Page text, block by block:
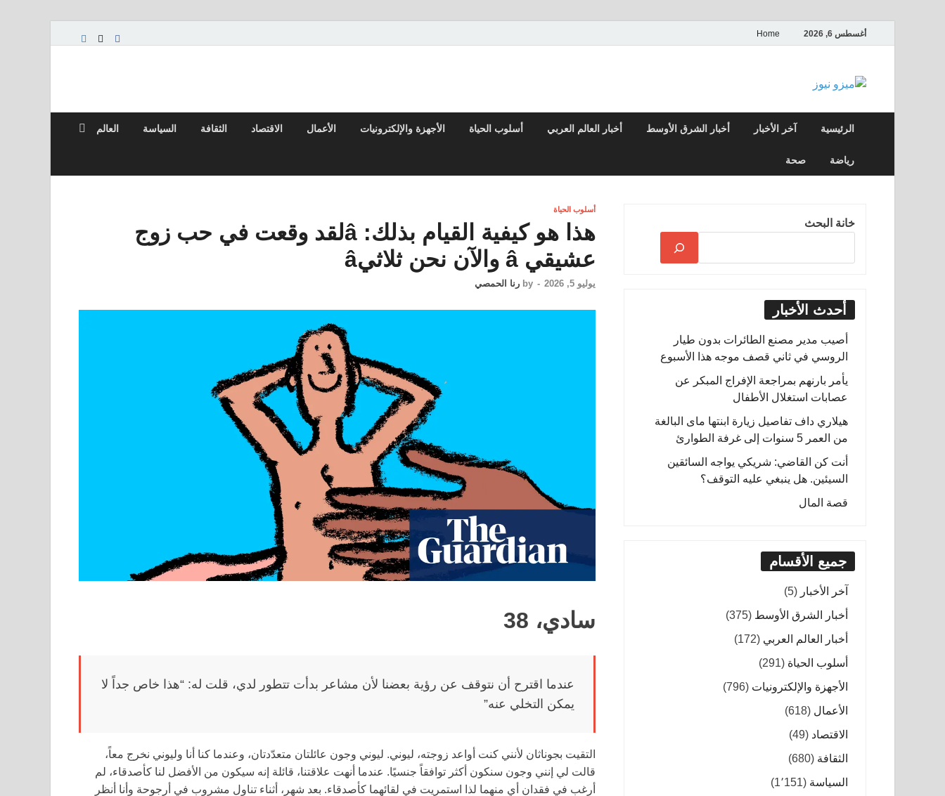
أغسطس 6, 2026 Home
ميزو نيوز
الرئيسية آخر الأخبار أخبار الشرق الأوسط أخبار العالم العربي أسلوب الحياة الأجهزة والإلكترونيات الأعمال الاقتصاد الثقافة السياسة العالم
رياضة صحة
أسلوب الحياة
هذا هو كيفية القيام بذلك: âلقد وقعت في حب زوج
عشيقي â والآن نحن ثلاثيâ
يوليو 5, 2026 -
by رنا الحمصي
سادي، 38
عندما اقترح أن نتوقف عن رؤية بعضنا لأن مشاعر بدأت تتطور لدي، قلت له: “هذا خاص جداً لا
يمكن التخلي عنه”
التقيت بجوناثان لأنني كنت أواعد زوجته، ليوني. ليوني وجون عائلتان متعدّدتان، وعندما كنا أنا وليوني نخرج معاً،
قالت لي إنني وجون سنكون أكثر توافقاً جنسيًا. عندما أنهت علاقتنا، قائلة إنه سيكون من الأفضل لنا كأصدقاء، لم
أرغب في فقدان أي منهما لذا استمريت في لقائهما كأصدقاء. بعد شهر، أثناء تناول مشروب في أرجوحة وأنا أنظر
خانة البحث
أحدث الأخبار
أصيب مدير مصنع الطائرات بدون طيار
الروسي في ثاني قصف موجه هذا الأسبوع
يأمر بارنهم بمراجعة الإفراج المبكر عن
عصابات استغلال الأطفال
هيلاري داف تفاصيل زيارة ابنتها ماى البالغة
من العمر 5 سنوات إلى غرفة الطوارئ
أنت كن القاضي: شريكي يواجه السائقين
السيئين. هل ينبغي عليه التوقف؟
قصة المال
جميع الأقسام
آخر الأخبار (5)
أخبار الشرق الأوسط (375)
أخبار العالم العربي (172)
أسلوب الحياة (291)
الأجهزة والإلكترونيات (796)
الأعمال (618)
الاقتصاد (49)
الثقافة (680)
السياسة (1٬151)